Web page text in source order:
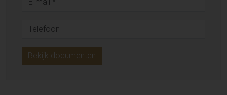
Bekijk documenten